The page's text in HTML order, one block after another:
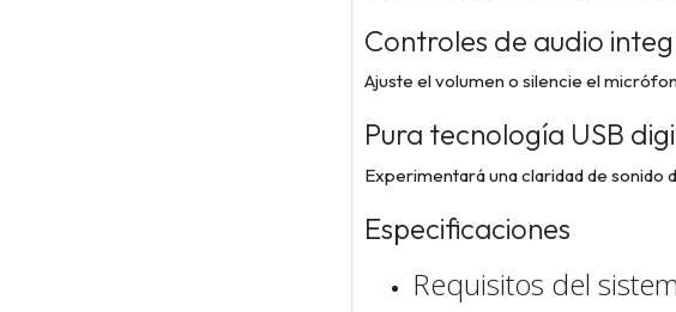
Controles de audio
Ajuste el volumen o silencie el
Pura tecnología USB
Experimentará una claridad de sonido
Especificaciones
Requisitos del